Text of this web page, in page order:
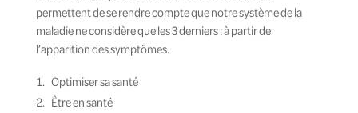
permettent de se rendre compte que notre système de la
maladie ne considère que les 3 derniers : à partir de
l’apparition des symptômes.
Optimiser sa santé
Être en santé